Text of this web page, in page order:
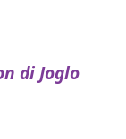
di Joglo